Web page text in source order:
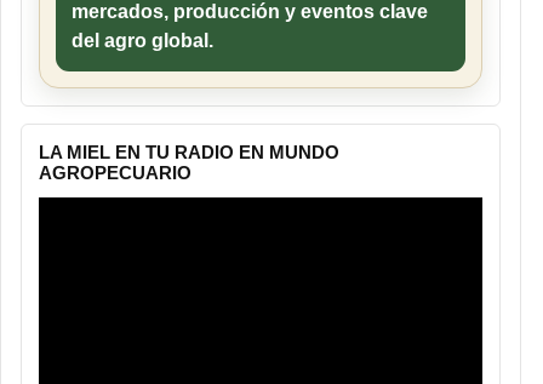
mercados, producción y eventos clave
del agro global.
LA MIEL EN TU RADIO EN MUNDO
AGROPECUARIO